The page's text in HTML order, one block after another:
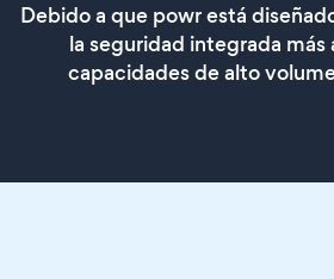
Debido a que powr está
la seguridad integrada más
capacidades de alto